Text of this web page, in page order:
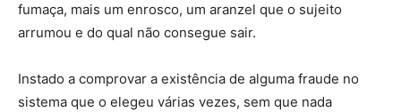
fumaça, mais um enrosco, um aranzel que o sujeito
arrumou e do qual não consegue sair.
Instado a comprovar a existência de alguma fraude no
sistema que o elegeu várias vezes, sem que nada